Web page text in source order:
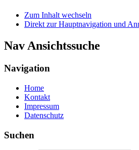
Zum Inhalt wechseln
Direkt zur Hauptnavigation und
Nav Ansichtssuche
Navigation
Home
Kontakt
Impressum
Datenschutz
Suchen